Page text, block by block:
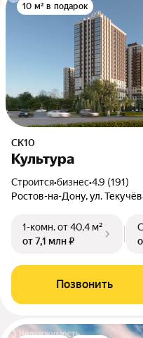
10 м² в подарок
СК10
Культура
Строится•бизнес•4.9 (191)
Ростов-на-Дону, ул.
1-комн.от 40,4 м²
от 7,1 млн ₽
Позвонить